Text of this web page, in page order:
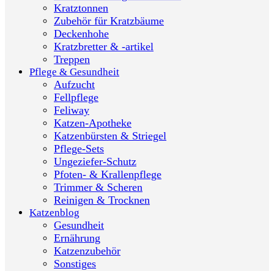
Kratztonnen
Zubehör für Kratzbäume
Deckenhohe
Kratzbretter & -artikel
Treppen
Pflege & Gesundheit
Aufzucht
Fellpflege
Feliway
Katzen-Apotheke
Katzenbürsten & Striegel
Pflege-Sets
Ungeziefer-Schutz
Pfoten- & Krallenpflege
Trimmer & Scheren
Reinigen & Trocknen
Katzenblog
Gesundheit
Ernährung
Katzenzubehör
Sonstiges